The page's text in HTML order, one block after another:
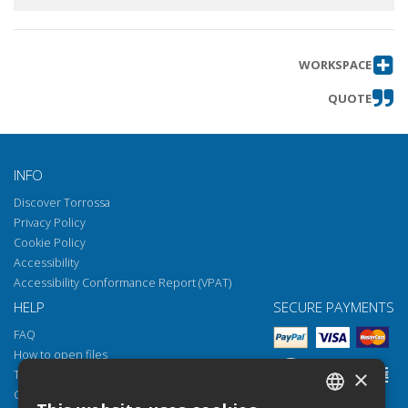
WORKSPACE
QUOTE
INFO
Discover Torrossa
Privacy Policy
Cookie Policy
Accessibility
Accessibility Conformance Report (VPAT)
HELP
FAQ
How to open files
Torrossa Reader
Copyright obligations
SECURE PAYMENTS
×